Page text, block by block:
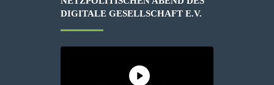
IGITALE GESELLSCHAFT E.V.